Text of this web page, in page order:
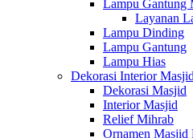
Lampu Gantung
Layanan
Lampu Dinding
Lampu Gantung
Lampu Hias
Dekorasi Interior Masjid
Dekorasi Masjid
Interior Masjid
Relief Mihrab
Ornamen Masjid